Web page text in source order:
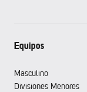
Equipos
Masculino
Divisiones Menores